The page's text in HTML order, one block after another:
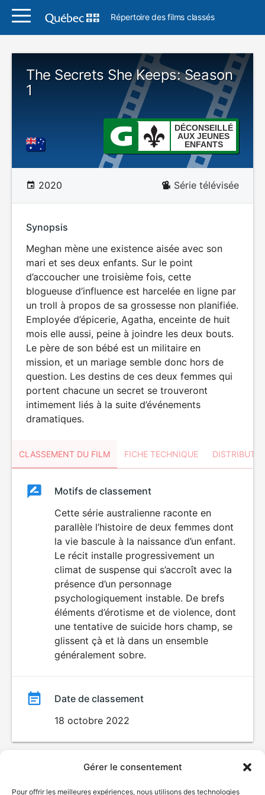
Gérer le consentement
Pour offrir les meilleures expériences, nous utilisons des technologies
Répertoire des films classés
The Secrets She Keeps: Season
1
DÉCONSEILLÉ
AUX JEUNES
ENFANTS
2020 Série télévisée
Synopsis
Meghan mène une existence aisée avec son
mari et ses deux enfants. Sur le point
d’accoucher une troisième fois, cette
blogueuse d’influence est harcelée en ligne par
un troll à propos de sa grossesse non planifiée.
Employée d’épicerie, Agatha, enceinte de huit
mois elle aussi, peine à joindre les deux bouts.
Le père de son bébé est un militaire en
mission, et un mariage semble donc hors de
question. Les destins de ces deux femmes qui
portent chacune un secret se trouveront
intimement liés à la suite d’événements
dramatiques.
CLASSEMENT DU FILM FICHE TECHNIQUE
ClassementClassement
DÉCONSEILLÉ
AUX JEUNES
ENFANTS
Motifs de classement
Cette série australienne raconte en
parallèle l’histoire de deux femmes dont
la vie bascule à la naissance d’un enfant.
Le récit installe progressivement un
climat de suspense qui s’accroît avec la
présence d’un personnage
psychologiquement instable. De brefs
éléments d’érotisme et de violence, dont
une tentative de suicide hors champ, se
glissent çà et là dans un ensemble
généralement sobre.
Date de classement
18 octobre 2022